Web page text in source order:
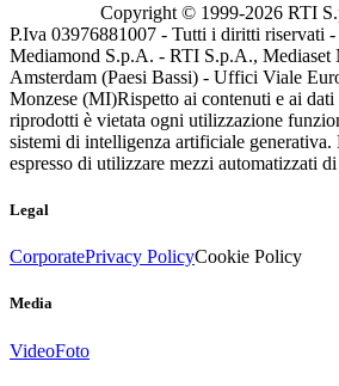
Copyright © 1999-2026 RTI
P.Iva 03976881007 - Tutti i diritti riservati
Mediamond S.p.A. - RTI S.p.A., Mediaset
Amsterdam (Paesi Bassi) - Uffici Viale
Monzese (MI)Rispetto ai contenuti e ai dati
riprodotti è vietata ogni utilizzazione
sistemi di intelligenza artificiale
espresso di utilizzare mezzi automatizzati
Legal
CorporatePrivacy PolicyCookie Policy
Media
VideoFoto